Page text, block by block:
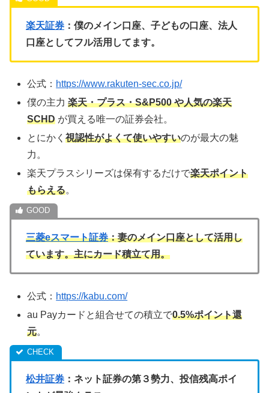
楽天証券 ：僕のメイン口座、子どもの口座、法人
口座としてフル活用してます。
公式： https://www.rakuten-sec.co.jp/
僕の主力楽天・プラス・S&P500 や人気の楽天
SCHD が買える唯一の証券会社。
とにかく視認性がよくて使いやすいのが最大の魅
力。
楽天プラスシリーズは保有するだけで楽天ポイント
もらえる。
三菱eスマート証券：妻のメイン口座として活用し
ています。主にカード積立て用。
公式： https://kabu.com/
au Payカードと組合せての積立で0.5%ポイント還
元。
松井証券 ：ネット証券の第３勢力、投信残高ポイ